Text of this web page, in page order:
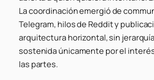
La coordinación emergió de
Telegram, hilos de Reddit y
arquitectura horizontal, sin
sostenida únicamente por el
las partes.